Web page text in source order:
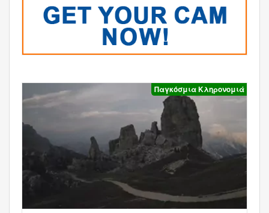
Παγκόσμια Κληρονομιά